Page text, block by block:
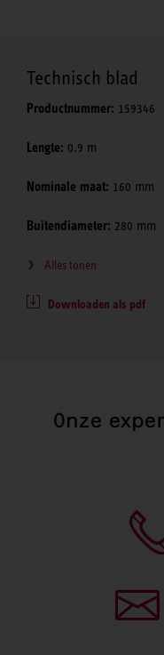
Technisch blad
Productnummer: 159346
Lengte: 0.9 m
Nominale maat: 160 mm
Buitendiameter: 280 mm
Alles tonen
Downloaden als pdf
Onze